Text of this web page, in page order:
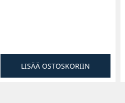
LISÄÄ OSTOSKORIIN